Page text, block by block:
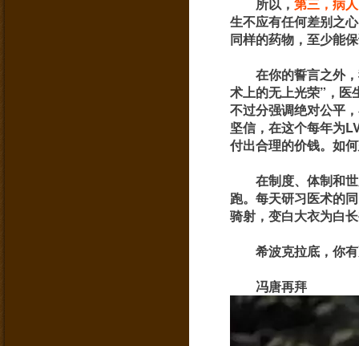
生不应有任何差别之
同样的药物，至少能
在你的誓言之外
术上的无上光荣”，医
不过分强调绝对公平
坚信，在这个每年为
付出合理的价钱。如
在制度、体制和
跑。每天研习医术的
骑射，变白大衣为白
希波克拉底，你
冯唐再拜